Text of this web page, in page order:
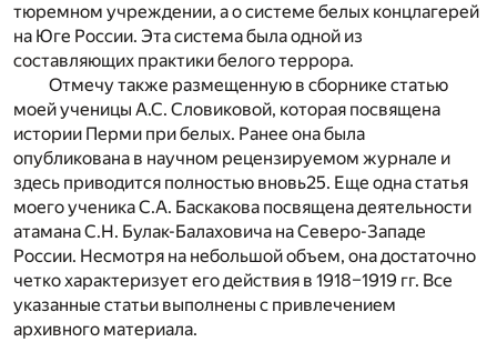
тюремном учреждении, а о системе белых концлагерей
на Юге России. Эта система была одной из
составляющих практики белого террора.
Отмечу также размещенную в сборнике статью
моей ученицы А.С. Словиковой, которая посвящена
истории Перми при белых. Ранее она была
опубликована в научном рецензируемом журнале и
здесь приводится полностью вновь25. Еще одна статья
моего ученика С.А. Баскакова посвящена деятельности
атамана С.Н. Булак-Балаховича на Северо-Западе
России. Несмотря на небольшой объем, она достаточно
четко характеризует его действия в 1918–1919 гг. Все
указанные статьи выполнены с привлечением
архивного материала.